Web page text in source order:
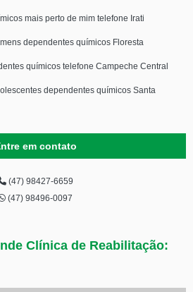
mais perto de mim telefone Irati
dependentes químicos Floresta
químicos telefone Campeche Central
dependentes químicos Santa
em contato
(47) 98427-6659
(47) 98496-0097
Clínica de Reabilitação: